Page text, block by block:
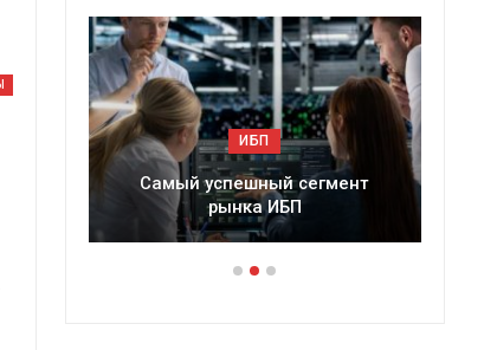
ИБП
Самый успешный сегмент
рынка ИБП